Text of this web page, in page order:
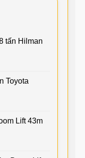
tấn Hilman
Toyota
Lift 43m